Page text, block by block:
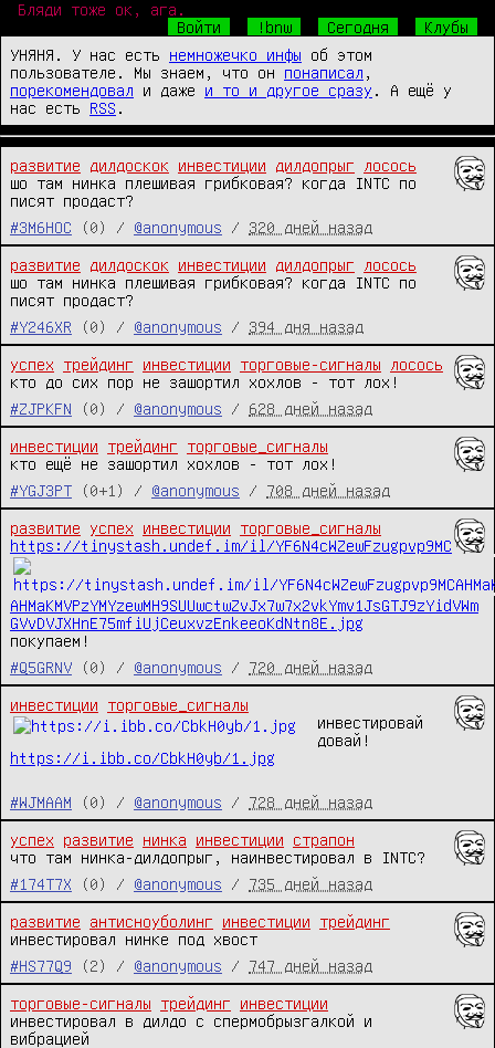
Бляди тоже ок, ага.
Войти
!bnw Сегодня
Клубы
УНЯНЯ. У нас есть немножечко инфы об этом
пользователе. Мы знаем, что он понаписал
порекомендовал и даже и то и другое сразу . А ещё у
нас есть RSS
развитие дилдоскок инвестиции дилдопрыг
лосось
шо там нинка плешивая грибковая? когда INTC по
писят продаст?
#3M6HOC
(0) / @anonymous / 320 дней назад
развитие дилдоскок инвестиции дилдопрыг
лосось
шо там нинка плешивая грибковая? когда INTC по
писят продаст?
#Y246XR
(0) / @anonymous / 394 дня назад
успех трейдинг инвестиции торговые-сигналы
лосось
кто до сих пор не зашортил хохлов - тот лох!
#ZJPKFN
(0) / @anonymous / 628 дней назад
инвестиции трейдинг
торговые_сигналы
кто ещё не зашортил хохлов - тот лох!
#YGJ3PT
(0+1) / @anonymous / 708 дней назад
развитие успех инвестиции
торговые_сигналы
https://tinystash.undef.im/il/YF6N4cWZewFzugpvp9MC
AHMaKMVPzYMYzewMH9SUUwctwZvJx7w7x2vkYmv1JsGTJ9zYidVWm
GVvDVJXHnE75mfiUjCeuxvzEnkeeoKdNtn8E.jpg
покупаем!
#Q5GRNV
(0) / @anonymous / 720 дней назад
инвестиции
торговые_сигналы
инвестировай
https://i.ibb.co/CbkH0yb/1.jpg
#WJMAAM (0) / @anonymous / 728 дней назад
успех развитие нинка инвестиции
страпон
что там нинка-дилдопрыг, наинвестировал в INTC?
#174T7X
(0) / @anonymous / 735 дней назад
развитие антисноуболинг инвестиции
трейдинг
инвестировал нинке под хвост
#HS77Q9
(2) / @anonymous / 747 дней назад
торговые-сигналы трейдинг
инвестиции
инвестировал в дилдо с спермобрызгалкой и
вибрацией